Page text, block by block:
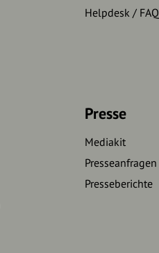
Helpdesk / FAQ
Presse
Mediakit
Presseanfragen
Presseberichte